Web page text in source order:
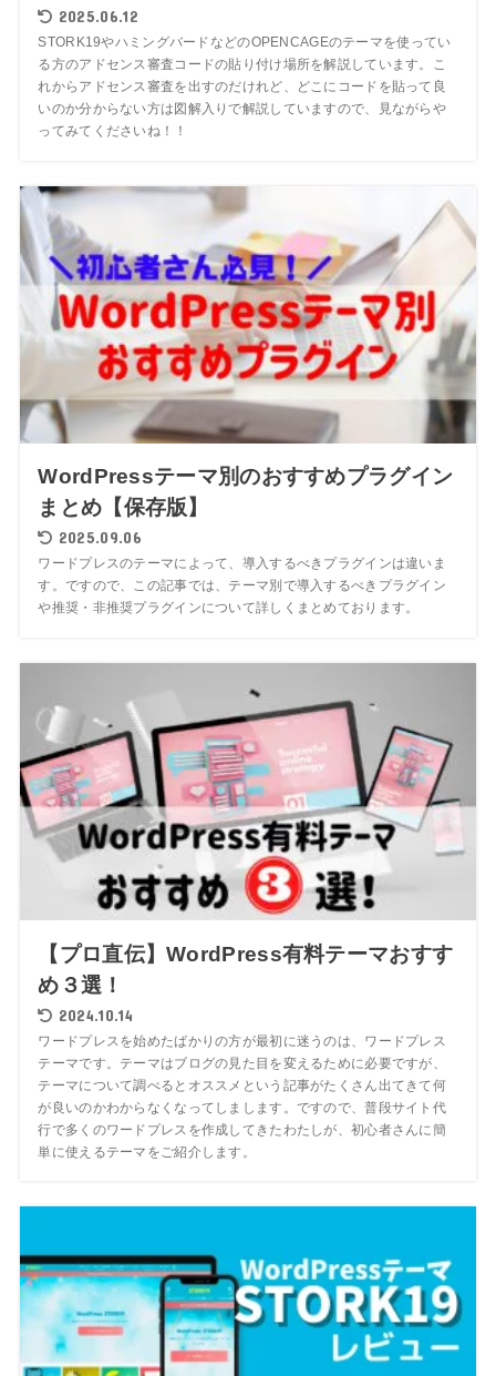
2025.06.12
STORK19やハミングバードなどのOPENCAGEのテーマを使ってい
る方のアドセンス審査コードの貼り付け場所を解説しています。こ
れからアドセンス審査を出すのだけれど、どこにコードを貼って良
いのか分からない方は図解入りで解説していますので、見ながらや
ってみてくださいね！！
WordPressテーマ別のおすすめプラグイン
まとめ【保存版】
2025.09.06
ワードプレスのテーマによって、導入するべきプラグインは違いま
す。ですので、この記事では、テーマ別で導入するべきプラグイン
や推奨・非推奨プラグインについて詳しくまとめております。
【プロ直伝】WordPress有料テーマおすす
め３選！
2024.10.14
ワードプレスを始めたばかりの方が最初に迷うのは、ワードプレス
テーマです。テーマはブログの見た目を変えるために必要ですが、
テーマについて調べるとオススメという記事がたくさん出てきて何
が良いのかわからなくなってしまします。ですので、普段サイト代
行で多くのワードプレスを作成してきたわたしが、初心者さんに簡
単に使えるテーマをご紹介します。